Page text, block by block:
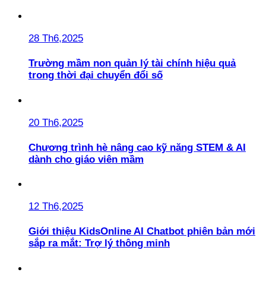
28 Th6,2025
Trường mầm non quản lý tài chính hiệu quả
trong thời đại chuyển đổi số
20 Th6,2025
Chương trình hè nâng cao kỹ năng STEM & AI
dành cho giáo viên mầm
12 Th6,2025
Giới thiệu KidsOnline AI Chatbot phiên bản mới
sắp ra mắt: Trợ lý thông minh